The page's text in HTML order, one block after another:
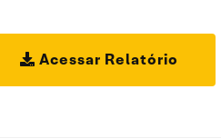
Acessar Relatório